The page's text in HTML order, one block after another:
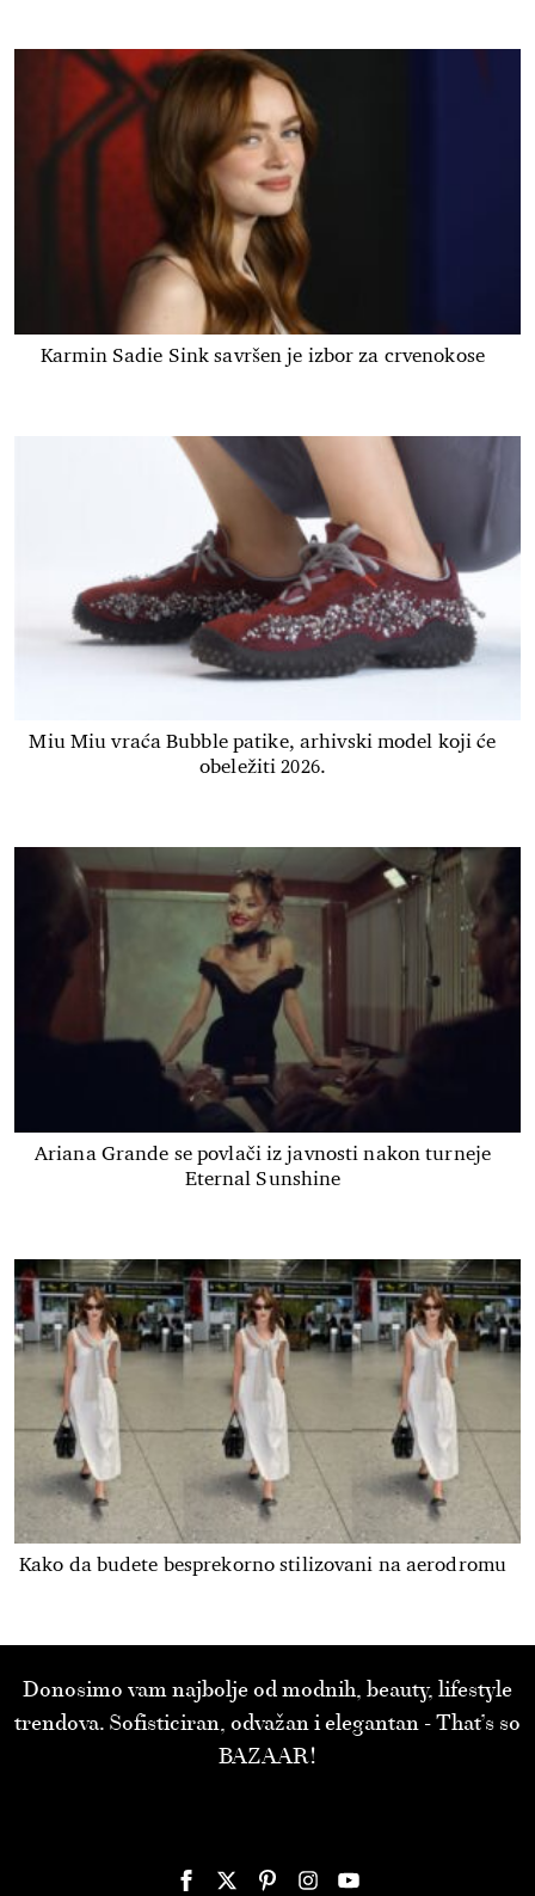
Karmin Sadie Sink savršen je izbor za crvenokose
Miu Miu vraća Bubble patike, arhivski model koji će
obeležiti 2026.
Ariana Grande se povlači iz javnosti nakon turneje
Eternal Sunshine
Kako da budete besprekorno stilizovani na aerodromu
Donosimo vam najbolje od modnih, beauty, lifestyle
trendova. Sofisticiran, odvažan i elegantan - That’s so
BAZAAR!